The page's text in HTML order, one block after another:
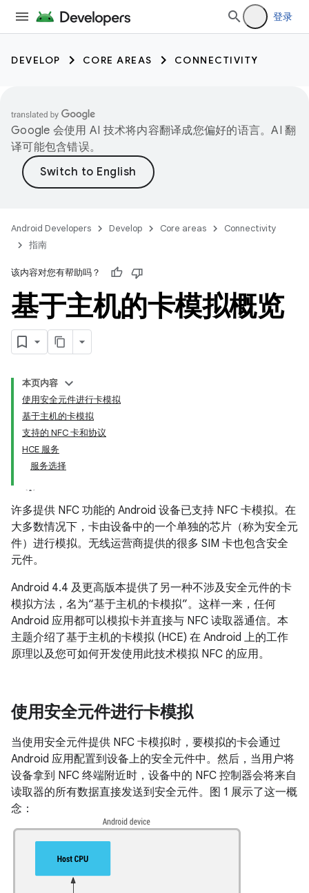
登录
DEVELOP CORE AREAS CONNECTIVITY
Google 会使用 AI 技术将内容翻译成您偏好的语言。AI 翻
译可能包含错误。
Android Developers Develop Core areas
Connectivity
指南
该内容对您有帮助吗？
基于主机的卡模拟概览
本页内容
使用安全元件进行卡模拟
基于主机的卡模拟
支持的 NFC 卡和协议
HCE 服务
服务选择
许多提供 NFC 功能的 Android 设备已支持 NFC 卡模拟。在
大多数情况下，卡由设备中的一个单独的芯片（称为安全元
件）进行模拟。 无线运营商提供的很多 SIM 卡也包含安全
元件。
Android 4.4 及更高版本提供了另一种不涉及安全元件的卡
模拟方法，名为“基于主机的卡模拟”。 这样一来，任何
Android 应用都可以模拟卡并直接与 NFC 读取器通信。本
主题介绍了基于主机的卡模拟 (HCE) 在 Android 上的工作
原理以及您可如何开发使用此技术模拟 NFC 的应用。
使用安全元件进行卡模拟
当使用安全元件提供 NFC 卡模拟时，要模拟的卡会通过
Android 应用配置到设备上的安全元件中。然后，当用户将
设备拿到 NFC 终端附近时，设备中的 NFC 控制器会将来自
读取器的所有数据直接发送到安全元件。图 1 展示了这一概
念：